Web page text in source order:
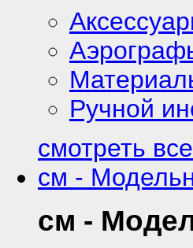
Ручной
смотреть
см -
см -